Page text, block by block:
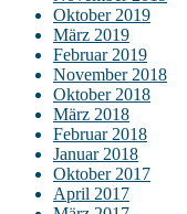
Oktober 2019
März 2019
Februar 2019
November 2018
Oktober 2018
März 2018
Februar 2018
Januar 2018
Oktober 2017
April 2017